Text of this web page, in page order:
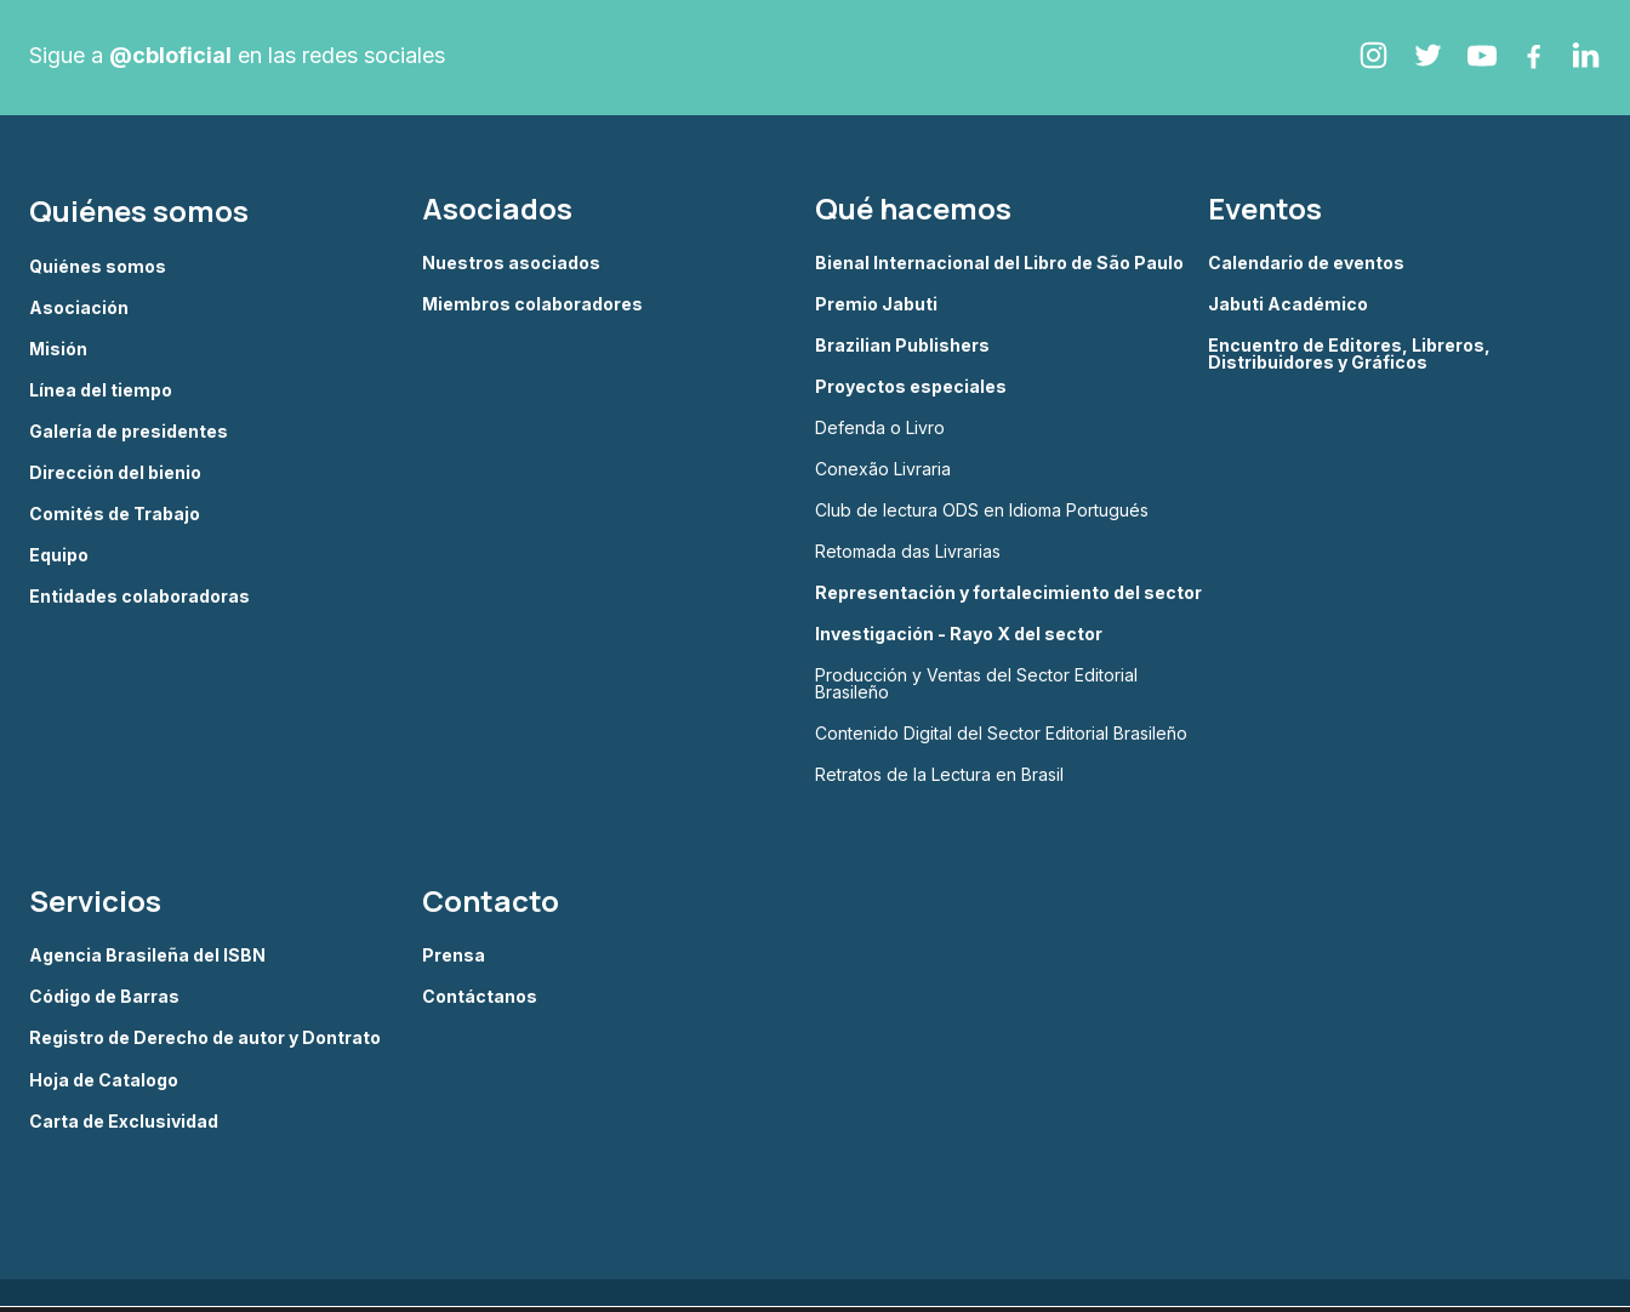
Sigue a @cbloficial en las redes sociales
Quiénes somos
Quiénes somos
Asociación
Misión
Línea del tiempo
Galería de presidentes
Dirección del bienio
Comités de Trabajo
Equipo
Entidades colaboradoras
Asociados
Nuestros asociados
Miembros colaboradores
Qué hacemos
Bienal Internacional del Libro de São Paulo
Premio Jabuti
Brazilian Publishers
Proyectos especiales
Defenda o Livro
Conexão Livraria
Club de lectura ODS en Idioma Portugués
Retomada das Livrarias
Representación y fortalecimiento del sector
Investigación - Rayo X del sector
Producción y Ventas del Sector Editorial
Brasileño
Contenido Digital del Sector Editorial Brasileño
Retratos de la Lectura en Brasil
Eventos
Calendario de eventos
Jabuti Académico
Encuentro de Editores, Libreros,
Distribuidores y Gráficos
Servicios
Agencia Brasileña del ISBN
Código de Barras
Registro de Derecho de autor y Dontrato
Hoja de Catalogo
Carta de Exclusividad
Contacto
Prensa
Contáctanos